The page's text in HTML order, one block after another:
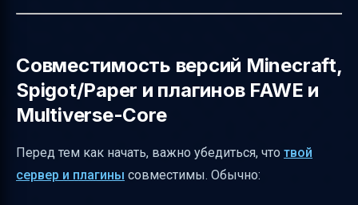
Перенос спавна в основной мир и учёт
направления
Что делать, если спавн не вставляется или
Резервное копирование перед началом
Совместимость версий Minecraft,
Spigot/Paper и плагинов FAWE и
Multiverse-Core
Перед тем как начать, важно убедиться, что твой
сервер и плагины совместимы. Обычно: